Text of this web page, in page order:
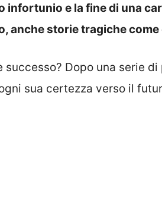
infortunio e la fine di una
anche storie tragiche come
successo? Dopo una serie
sua certezza verso il